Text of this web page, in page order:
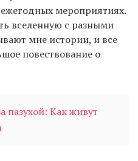
мероприятиях.
вселенную с разными
мне истории, и все
повествование о
пазухой: Как живут